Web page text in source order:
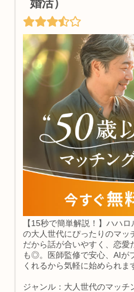
婚活）
【15秒で簡単解説！】ハハ
の大人世代にぴったりのマッ
だから話が合いやすく、恋愛
も◎。医師監修で安心、AIが
くれるから気軽に始められま
ジャンル：大人世代のマッチ